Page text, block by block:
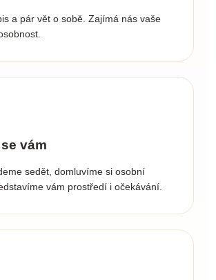
a pár vět o sobě. Zajímá nás vaše
vám
sedět, domluvíme si osobní
vám prostředí i očekávání.